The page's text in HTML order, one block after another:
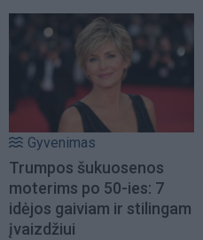
Gyvenimas
Trumpos šukuosenos
moterims po 50-ies: 7
idėjos gaiviam ir stilingam
įvaizdžiui